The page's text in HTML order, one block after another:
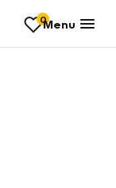
0Menu